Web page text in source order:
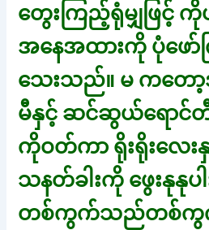
တွေးကြည့်ရုံမျှဖြင့်
အနေအထားကို ပုံဖေ
သေးသည်။ မ ကတေ
မီနှင့် ဆင်ဆွယ်ရောင်
ကိုဝတ်ကာ ရိုးရိုးလေ
သနတ်ခါးကို ဖွေးနုနုပ
တစ်ကွက်သည်တစ်ကွ